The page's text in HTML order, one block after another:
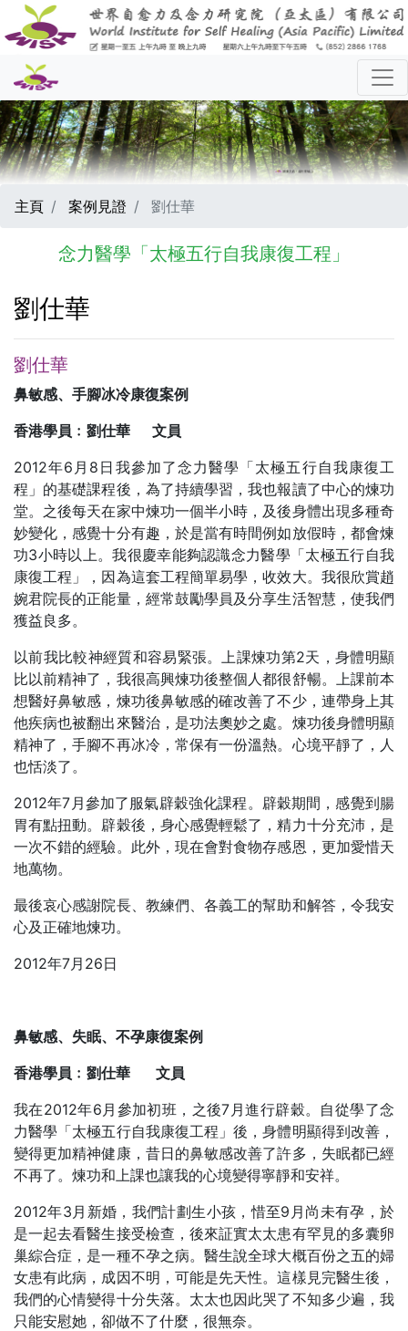
主頁 案例見證 劉仕華
念力醫學「太極五行自我康復工程」
劉仕華
劉仕華
鼻敏感、手腳冰冷康復案例
香港學員﹕劉仕華 文員
2012年6月8日我參加了念力醫學「太極五行自我康復工
程」的基礎課程後，為了持續學習，我也報讀了中心的煉功
堂。之後每天在家中煉功一個半小時，及後身體出現多種奇
妙變化，感覺十分有趣，於是當有時間例如放假時，都會煉
功3小時以上。我很慶幸能夠認識念力醫學「太極五行自我
康復工程」，因為這套工程簡單易學，收效大。我很欣賞趙
婉君院長的正能量，經常鼓勵學員及分享生活智慧，使我們
獲益良多。
以前我比較神經質和容易緊張。上課煉功第2天，身體明顯
比以前精神了，我很高興煉功後整個人都很舒暢。上課前本
想醫好鼻敏感，煉功後鼻敏感的確改善了不少，連帶身上其
他疾病也被翻出來醫治，是功法奧妙之處。煉功後身體明顯
精神了，手腳不再冰冷，常保有一份溫熱。心境平靜了，人
也恬淡了。
2012年7月參加了服氣辟穀強化課程。辟穀期間，感覺到腸
胃有點扭動。辟穀後，身心感覺輕鬆了，精力十分充沛，是
一次不錯的經驗。此外，現在會對食物存感恩，更加愛惜天
地萬物。
最後哀心感謝院長、教練們、各義工的幫助和解答，令我安
心及正確地煉功。
2012年7月26日
鼻敏感、失眠、不孕康復案例
香港學員﹕劉仕華
文員
我在2012年6月參加初班，之後7月進行辟穀。自從學了念
力醫學「太極五行自我康復工程」後，身體明顯得到改善，
變得更加精神健康，昔日的鼻敏感改善了許多，失眠都已經
不再了。煉功和上課也讓我的心境變得寧靜和安祥。
2012年3月新婚，我們計劃生小孩，惜至9月尚未有孕，於
是一起去看醫生接受檢查，後來証實太太患有罕見的多囊卵
巢綜合症，是一種不孕之病。醫生說全球大概百份之五的婦
女患有此病，成因不明，可能是先天性。這樣見完醫生後，
我們的心情變得十分失落。太太也因此哭了不知多少遍，我
只能安慰她，卻做不了什麼，很無奈。